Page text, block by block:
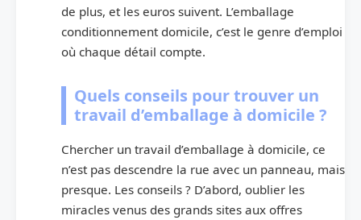
de plus, et les euros suivent. L’emballage
conditionnement domicile, c’est le genre d’emploi
où chaque détail compte.
Quels conseils pour trouver un
travail d’emballage à domicile ?
Chercher un travail d’emballage à domicile, ce
n’est pas descendre la rue avec un panneau, mais
presque. Les conseils ? D’abord, oublier les
miracles venus des grands sites aux offres